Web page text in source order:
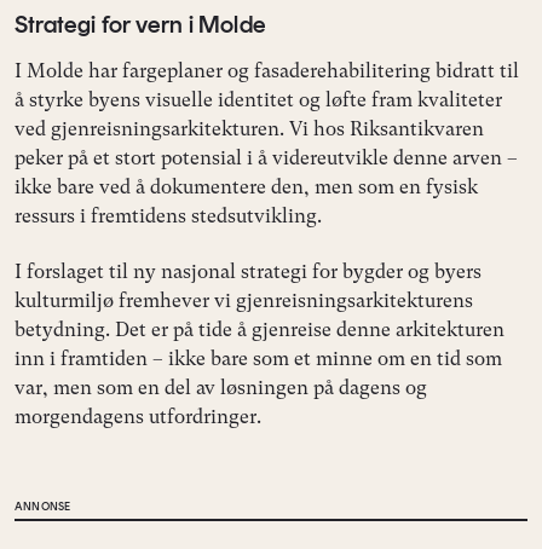
Strategi for vern i Molde
I Molde har fargeplaner og fasaderehabilitering bidratt til
å styrke byens visuelle identitet og løfte fram kvaliteter
ved gjenreisningsarkitekturen. Vi hos Riksantikvaren
peker på et stort potensial i å videreutvikle denne arven –
ikke bare ved å dokumentere den, men som en fysisk
ressurs i fremtidens stedsutvikling.
I forslaget til ny nasjonal strategi for bygder og byers
kulturmiljø fremhever vi gjenreisningsarkitekturens
betydning. Det er på tide å gjenreise denne arkitekturen
inn i framtiden – ikke bare som et minne om en tid som
var, men som en del av løsningen på dagens og
morgendagens utfordringer.
ANNONSE